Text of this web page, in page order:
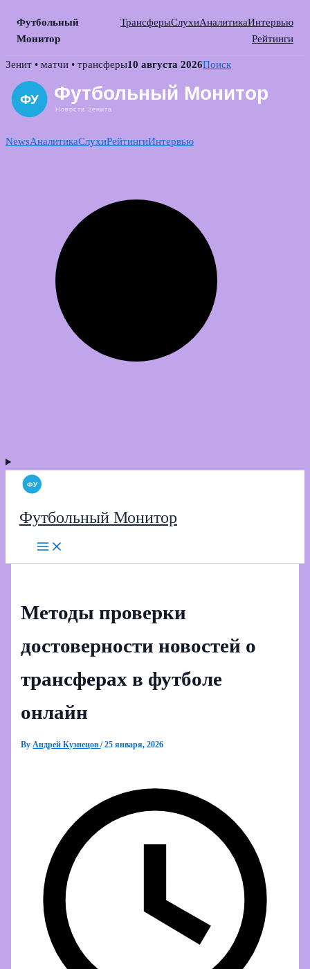
Футбольный
Монитор
ТрансферыСлухиАналитикаИнтервью
Рейтинги
Skip
content
Зенит • матчи • трансферы10 августа 2026Поиск
NewsАналитикаСлухиРейтингиИнтервью
Футбольный Монитор
Методы проверки
достоверности новостей о
трансферах в футболе
онлайн
ByАндрей Кузнецов/25 января, 2026